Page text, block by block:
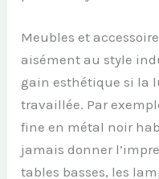
Meubles et
aisément au style
gain esthétique si la
travaillée. Par
fine en métal noir
jamais donner
tables basses, les